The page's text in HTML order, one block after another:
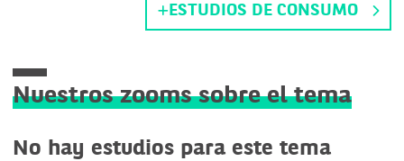
ESTUDIOS DE CONSUMO
Nuestros zooms sobre el tema
No hay estudios para este tema